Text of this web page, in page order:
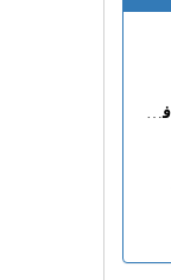
عنكبوت التاريخ يتحول إلى «عنكبوت فى القلب»